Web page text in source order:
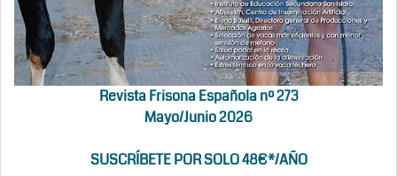
Revista Frisona Española nº 273
Mayo/Junio 2026
SUSCRÍBETE POR SOLO 48€*/AÑO